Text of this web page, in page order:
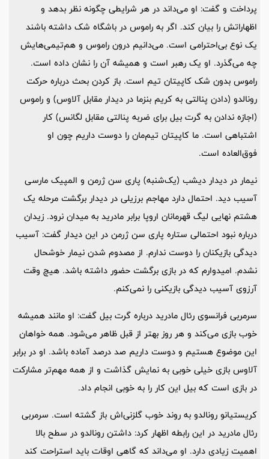
پرداخت و گفت: او می‌داند در هر شرایطی چگونه نظر بدهد و
اظهاراتش را بیان کند. اگر به راموس در باشگاه شک داشته باشند
یک نوع بی‌احترامی است. می‌دانیم درون راموس و هم‌تیمی‌هایش
چه می‌گذرد. او یک رهبر است و همیشه آن را نشان داده است.
راموس بدون شک کاپیتان تیم است. باز کردن بحث درباره حرکت
رونالدو (دادن پنالتی به کریم بنزما در دیدار مقابل آلاوس) و راموس
(اجازه ندادن به گرت بیل برای ضربه پنالتی مقابل لگانس) کار
اشتباهی است. ما کاپیتان تیم‌مان را دوست داریم چون او
فوق‌العاده است.
نیمار در دیدار دیشب (یک‌شنبه) پاری سن ژرمن و المپیک مارسی
آسیب دید. احتمال دارد مهاجم برزیلی در دیدار برگشت مرحله یک
هشتم نهایی لیگ قهرمانان اروپا برابر مادرید به میدان نرود. زیدان
درباره نبود احتمالی ستاره پاری سن ژرمن در این دیدار گفت: آسیب
دیدگی بازیکنان را دوست ندارم. از مصدوم شدن نیمار خوشحال
نشدم. امیدوارم که در بازی برگشت حضور داشته باشد. هیچ وقت
آرزوی آسیب دیدگی بازیکنی را نمی‌کنم.
سرمربی فرانسوی رئال مادرید درباره گرت بیل گفت: او مانند همیشه
خوب بازی می‌کند و هر روز بهتر از قبل ظاهر می‌شود. همه خواهان
این موضوع هستیم و دوست داریم صد درصد آماده باشد. او در برابر
آلاوس بازی خیلی خوبی به نمایش گذاشت و از همه مهم‌تر مشارکت
در بازی است که بیل این کار را به خوبی انجام داد.
کریستیانو رونالدو به روند خوب گلزنی‌اش باز گشته است. سرمربی
رئال مادرید در این رابطه اظهار کرد: داشتن رونالدو در سطح بالا
اهمیت زیادی دارد. او می‌داند که گاهی اوقات باید استراحت کند